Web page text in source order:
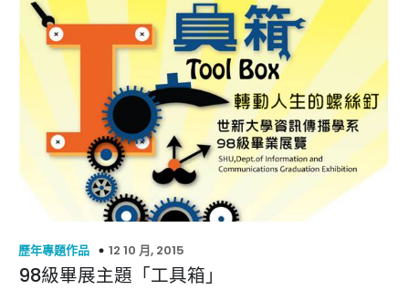
歷年專題作品 12 10 月, 2015
98級畢展主題「工具箱」